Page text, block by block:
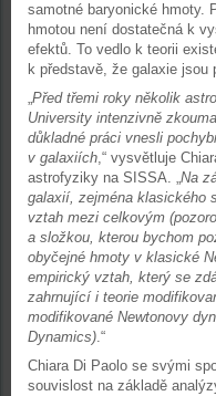
samotné baryonické hmoty.
hmotou není dostatečná k
efektů. To vedlo k teorii
k představě, že galaxie jsou
„Před třemi roky několik
University intenzivně
důkladné práci vnesli
v galaxiích,“ vysvětluje
astrofyziky na SISSA. „Na
galaxií, zejména klasického
vztah mezi celkovým
a složkou, kterou bychom
obyčejné hmoty v klasické
empirický vztah, který se
zahrnující i teorie
modifikované Newtonovy
Dynamics).“
Chiara Di Paolo se svými
souvislost na základě